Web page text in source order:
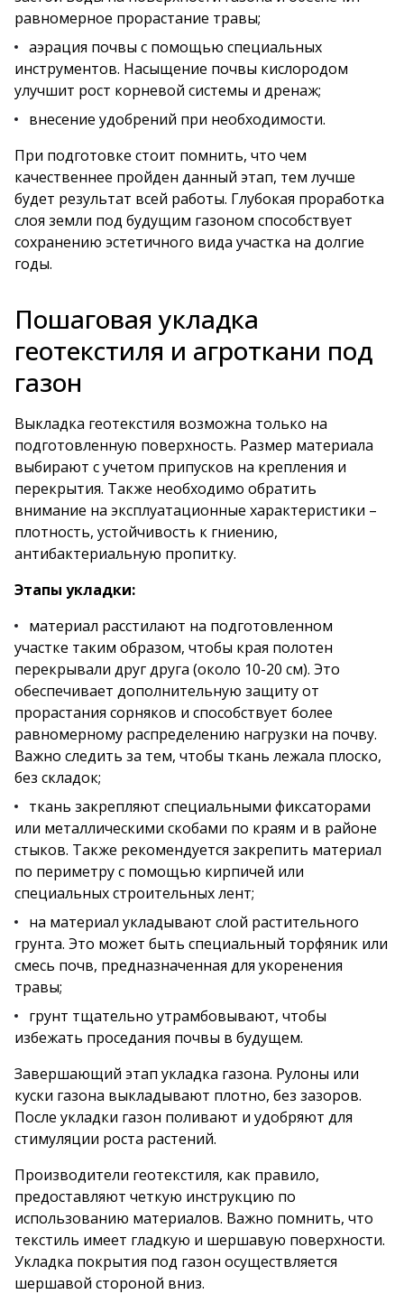
равномерное прорастание травы;
аэрация почвы с помощью специальных
инструментов. Насыщение почвы кислородом
улучшит рост корневой системы и дренаж;
внесение удобрений при необходимости.
При подготовке стоит помнить, что чем
качественнее пройден данный этап, тем лучше
будет результат всей работы. Глубокая проработка
слоя земли под будущим газоном способствует
сохранению эстетичного вида участка на долгие
годы.
Пошаговая укладка
геотекстиля и агроткани под
газон
Выкладка геотекстиля возможна только на
подготовленную поверхность. Размер материала
выбирают с учетом припусков на крепления и
перекрытия. Также необходимо обратить
внимание на эксплуатационные характеристики –
плотность, устойчивость к гниению,
антибактериальную пропитку.
Этапы укладки:
материал расстилают на подготовленном
участке таким образом, чтобы края полотен
перекрывали друг друга (около 10-20 см). Это
обеспечивает дополнительную защиту от
прорастания сорняков и способствует более
равномерному распределению нагрузки на почву.
Важно следить за тем, чтобы ткань лежала плоско,
без складок;
ткань закрепляют специальными фиксаторами
или металлическими скобами по краям и в районе
стыков. Также рекомендуется закрепить материал
по периметру с помощью кирпичей или
специальных строительных лент;
на материал укладывают слой растительного
грунта. Это может быть специальный торфяник или
смесь почв, предназначенная для укоренения
травы;
грунт тщательно утрамбовывают, чтобы
избежать проседания почвы в будущем.
Завершающий этап укладка газона. Рулоны или
куски газона выкладывают плотно, без зазоров.
После укладки газон поливают и удобряют для
стимуляции роста растений.
Производители геотекстиля, как правило,
предоставляют четкую инструкцию по
использованию материалов. Важно помнить, что
текстиль имеет гладкую и шершавую поверхности.
Укладка покрытия под газон осуществляется
шершавой стороной вниз.